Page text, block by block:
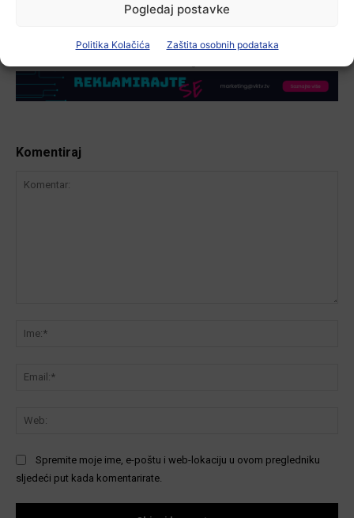
Pogledaj postavke
Politika Kolačića Zaštita osobnih podataka
Komentiraj
Spremite moje ime, e-poštu i web-lokaciju u ovom pregledniku
sljedeći put kada komentarirate.